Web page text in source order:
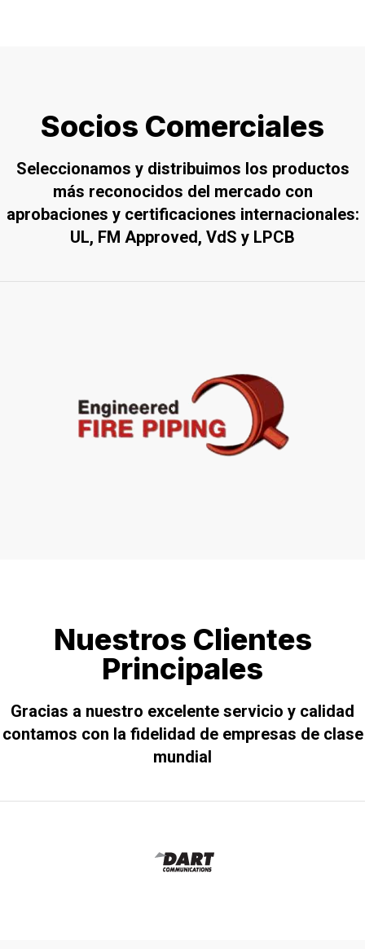
Socios Comerciales
Seleccionamos y distribuimos los productos
más reconocidos del mercado con
aprobaciones y certificaciones internacionales:
UL, FM Approved, VdS y LPCB
Nuestros Clientes
Principales
Gracias a nuestro excelente servicio y calidad
contamos con la fidelidad de empresas de clase
mundial